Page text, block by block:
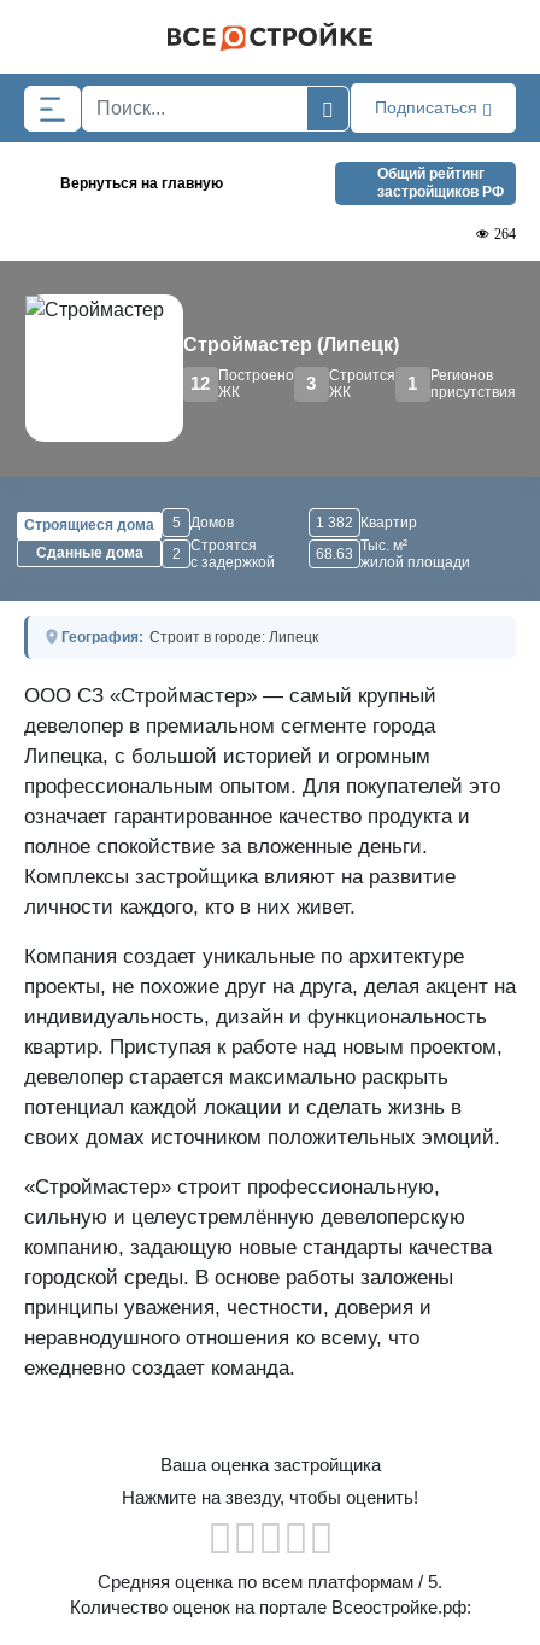
Подписаться
Вернуться на главную
Общий рейтинг
застройщиков РФ
264
Строймастер (Липецк)
12
Построено
ЖК
3
Строится
ЖК
1
Регионов
присутствия
Строящиеся дома
Сданные дома
5
Домов
2
Строятся
с задержкой
1 382 Квартир
68.63 Тыс. м²
жилой площади
География: Строит в городе: Липецк
ООО СЗ «Строймастер» — самый крупный
девелопер в премиальном сегменте города
Липецка, с большой историей и огромным
профессиональным опытом. Для покупателей это
означает гарантированное качество продукта и
полное спокойствие за вложенные деньги.
Комплексы застройщика влияют на развитие
личности каждого, кто в них живет.
Компания создает уникальные по архитектуре
проекты, не похожие друг на друга, делая акцент на
индивидуальность, дизайн и функциональность
квартир. Приступая к работе над новым проектом,
девелопер старается максимально раскрыть
потенциал каждой локации и сделать жизнь в
своих домах источником положительных эмоций.
«Строймастер» строит профессиональную,
сильную и целеустремлённую девелоперскую
компанию, задающую новые стандарты качества
городской среды. В основе работы заложены
принципы уважения, честности, доверия и
неравнодушного отношения ко всему, что
ежедневно создает команда.
Ваша оценка застройщика
Нажмите на звезду, чтобы оценить!
Средняя оценка по всем платформам / 5.
Количество оценок на портале Всеостройке.рф: